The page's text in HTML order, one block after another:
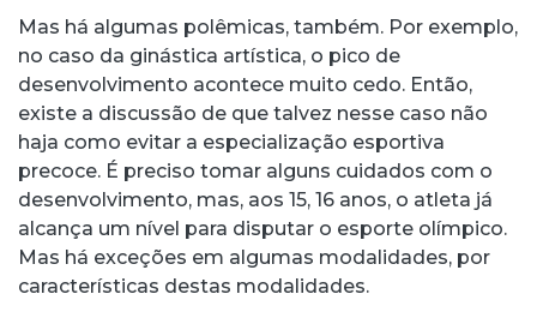
Mas há algumas polêmicas, também. Por exemplo,
no caso da ginástica artística, o pico de
desenvolvimento acontece muito cedo. Então,
existe a discussão de que talvez nesse caso não
haja como evitar a especialização esportiva
precoce. É preciso tomar alguns cuidados com o
desenvolvimento, mas, aos 15, 16 anos, o atleta já
alcança um nível para disputar o esporte olímpico.
Mas há exceções em algumas modalidades, por
características destas modalidades.